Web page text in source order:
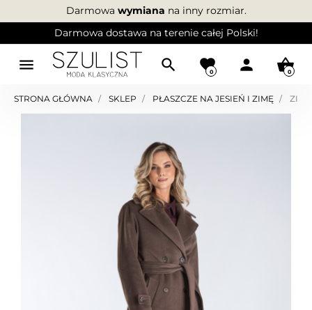
Darmowa wymiana na inny rozmiar.
Darmowa dostawa na terenie całej Polski!
menu search favorite
0 person shopping_basket
0
STRONA GŁÓWNA SKLEP PŁASZCZE NA JESIEŃ I ZIMĘ